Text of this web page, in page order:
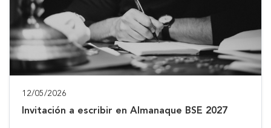
12/05/2026
Invitación a escribir en Almanaque BSE 2027